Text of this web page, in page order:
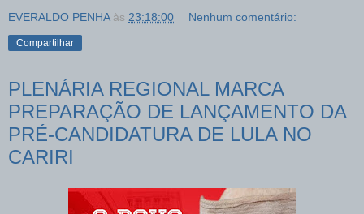
EVERALDO PENHA às 23:18:00 Nenhum comentário:
Compartilhar
PLENÁRIA REGIONAL MARCA
PREPARAÇÃO DE LANÇAMENTO DA
PRÉ-CANDIDATURA DE LULA NO
CARIRI